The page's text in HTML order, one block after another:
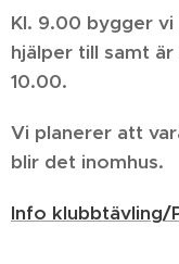
Kl. 9.00 bygger vi
hjälper till samt
10.00.
Vi planerer att
blir det inomhus.
Info klubbtävling/